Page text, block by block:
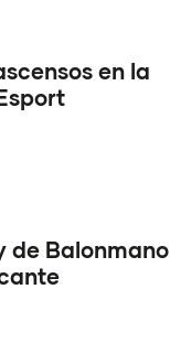
en la
de Balonmano